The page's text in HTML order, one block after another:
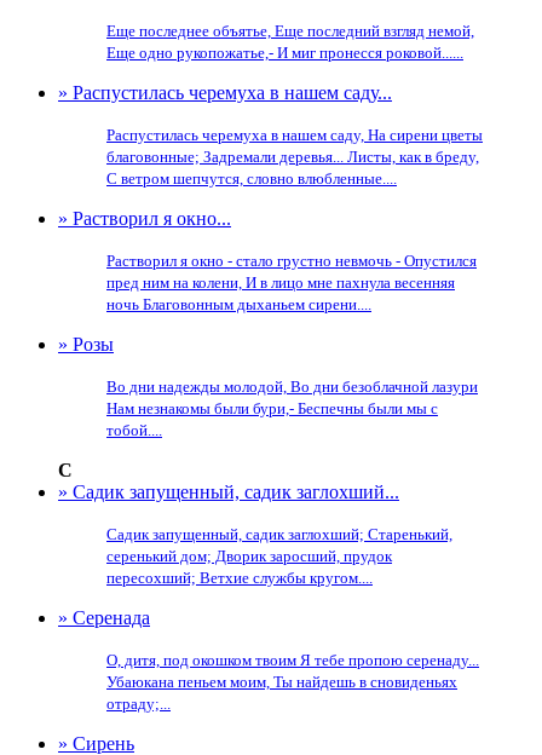
Еще последнее объятье, Еще последний взгляд немой,
Еще одно рукопожатье,- И миг пронесся роковой......
» Распустилась черемуха в нашем саду...
Распустилась черемуха в нашем саду, На сирени цветы
благовонные; Задремали деревья... Листы, как в бреду,
С ветром шепчутся, словно влюбленные....
» Растворил я окно...
Растворил я окно - стало грустно невмочь - Опустился
пред ним на колени, И в лицо мне пахнула весенняя
ночь Благовонным дыханьем сирени....
» Розы
Во дни надежды молодой, Во дни безоблачной лазури
Нам незнакомы были бури,- Беспечны были мы с
тобой....
С
» Садик запущенный, садик заглохший...
Садик запущенный, садик заглохший; Старенький,
серенький дом; Дворик заросший, прудок
пересохший; Ветхие службы кругом....
» Серенада
О, дитя, под окошком твоим Я тебе пропою серенаду...
Убаюкана пеньем моим, Ты найдешь в сновиденьях
отраду;...
» Сирень